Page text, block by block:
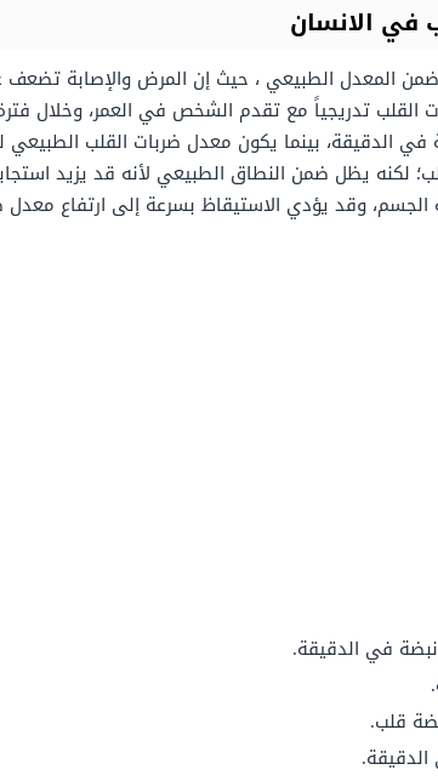
في الانسان
المعدل الطبيعي ، حيث إن المرض والإصابة تضعف
تدريجياً مع تقدم الشخص في العمر، وخلال فترة
يظل ضمن النطاق الطبيعي لأنه قد يزيد
وقد يؤدي الاستيقاظ بسرعة إلى ارتفاع